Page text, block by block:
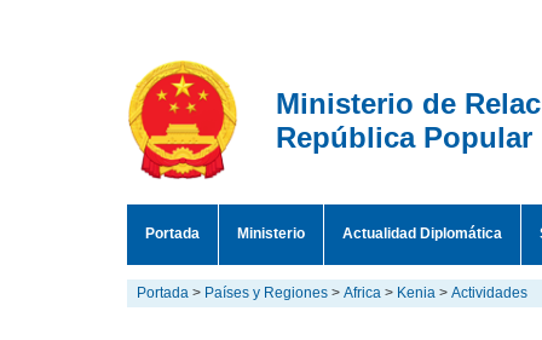
Ministerio de
República Popular
Portada Ministerio Actualidad Diplomática
Portada > Países y Regiones > Africa > Kenia > Actividades